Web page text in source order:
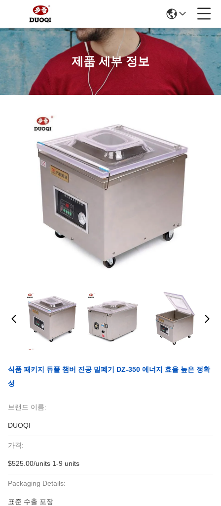
제품 세부 정보
식품 패키지 듀플 챔버 진공 밀폐기 DZ-350 에너지 효율 높은 정확
성
브랜드 이름:
DUOQI
가격:
$525.00/units 1-9 units
Packaging Details:
표준 수출 포장